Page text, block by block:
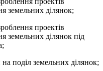
земельних ділянок;
проектів
земельних ділянок під
поділ земельних ділянок;